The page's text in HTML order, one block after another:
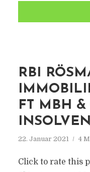
RBI
FT MBH &
22. Januar 2021 4
Click to rate this